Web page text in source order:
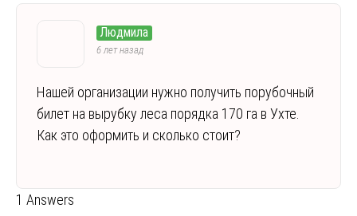
Людмила
6 лет назад
Нашей организации нужно получить порубочный
билет на вырубку леса порядка 170 га в Ухте.
Как это оформить и сколько стоит?
1 Answers